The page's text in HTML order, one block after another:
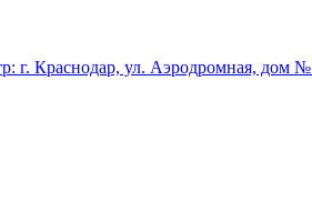
г. Краснодар, ул. Аэродромная, дом